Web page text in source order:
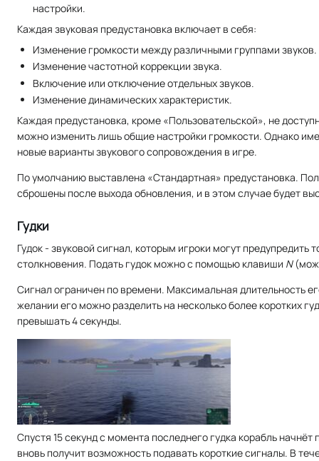
настройки.
Каждая звуковая предустановка включает в себя:
Изменение громкости между различными группами звуков.
Изменение частотной коррекции звука.
Включение или отключение отдельных звуков.
Изменение динамических характеристик.
Каждая предустановка, кроме «Пользовательской», не
можно изменить лишь общие настройки громкости. Однако
новые варианты звукового сопровождения в игре.
По умолчанию выставлена «Стандартная» предустановка.
сброшены после выхода обновления, и в этом случае будет
Гудки
Гудок - звуковой сигнал, которым игроки могут
столкновения. Подать гудок можно с помощью клавиши N
Сигнал ограничен по времени. Максимальная длительность
желании его можно разделить на несколько более коротких
превышать 4 секунды.
Спустя 15 секунд с момента последнего гудка корабль
вновь получит возможность подавать короткие сигналы. В